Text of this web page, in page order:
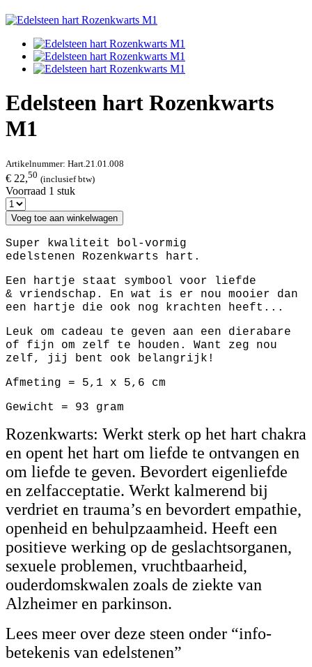
Edelsteen hart Rozenkwarts
M1
Artikelnummer: Hart.21.01.008
€ 22,50 (inclusief btw)
Voorraad 1 stuk
Voeg toe aan winkelwagen
Super kwaliteit bol-vormig
edelstenen Rozenkwarts hart.
Een hartje staat symbool voor liefde
& vriendschap. En wat is er nou mooier dan
een hartje die ook nog krachten heeft...
Leuk om cadeau te geven aan een dierabare
of fijn om zelf te houden. Want zeg nou
zelf, jij bent ook belangrijk!
Afmeting = 5,1 x 5,6 cm
Gewicht = 93 gram
Rozenkwarts: Werkt sterk op het hart chakra
en opent het hart om liefde te ontvangen en
om liefde te geven. Bevordert eigenliefde
en zelfacceptatie. Werkt kalmerend bij
verdriet en trauma’s en bevordert empathie,
openheid en behulpzaamheid. Heeft een
positieve werking op de geslachtsorganen,
sexuele problemen, vruchtbaarheid,
ouderdomskwalen zoals de ziekte van
Alzheimer en parkinson.
Lees meer over deze steen onder “info-
betekenis van edelstenen”